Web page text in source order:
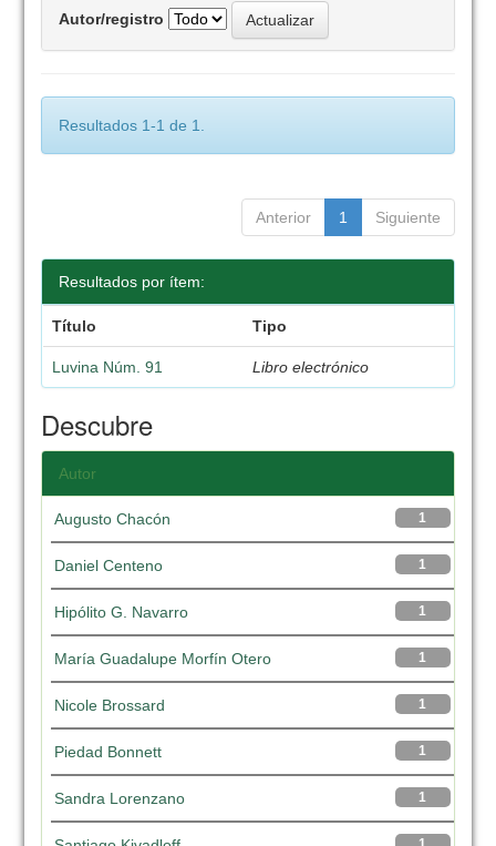
Autor/registro
Resultados 1-1 de 1.
Anterior 1 Siguiente
Resultados por ítem:
Título Tipo
Luvina Núm. 91 Libro electrónico
Descubre
Autor
1
Augusto Chacón
1
Daniel Centeno
1
Hipólito G. Navarro
1
María Guadalupe Morfín Otero
1
Nicole Brossard
1
Piedad Bonnett
1
Sandra Lorenzano